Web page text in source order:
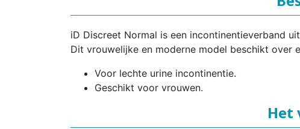
iD Discreet Normal is een incontinentieverband
Dit vrouwelijke en moderne model beschikt
Voor lechte urine incontinentie.
Geschikt voor vrouwen.
Het